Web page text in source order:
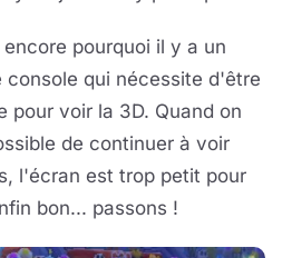
pourquoi il y a un
console qui nécessite d'être
pour voir la 3D. Quand on
de continuer à voir
l'écran est trop petit pour
bon... passons !